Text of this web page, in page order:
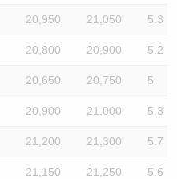
20,950 21,050 5.3
20,800 20,900 5.2
20,650 20,750 5
20,900 21,000 5.3
21,200 21,300 5.7
21,150 21,250 5.6